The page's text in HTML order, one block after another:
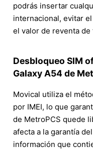
podrás insertar
internacional, evitar
el valor de reventa
Desbloqueo SIM
Galaxy A54 de
Movical utiliza el
por IMEI, lo que
de MetroPCS quede
afecta a la garantía
información que